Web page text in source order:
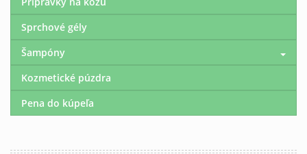
Sprchové gély
Šampóny
Kozmetické púzdra
Pena do kúpeľa